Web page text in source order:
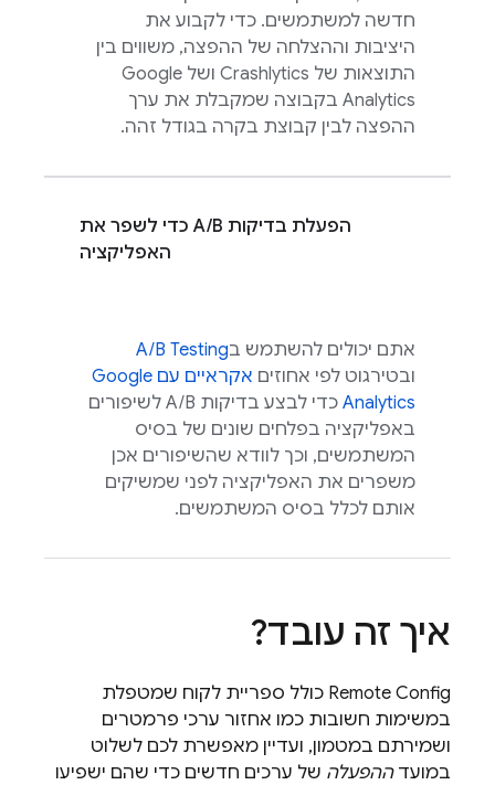
חדשה למשתמשים. כדי לקבוע את
היציבות וההצלחה של ההפצה, משווים בין
התוצאות של Crashlytics ושל Google
Analytics בקבוצה שמקבלת את ערך
ההפצה לבין קבוצת בקרה בגודל זהה.
הפעלת בדיקות A/B כדי לשפר את
האפליקציה
אתם יכולים להשתמש בA/B Testing
ובטירגוט לפי אחוזים אקראיים עם Google
Analytics
כדי לבצע בדיקות A/B לשיפורים
באפליקציה בפלחים שונים של בסיס
המשתמשים, וכך לוודא שהשיפורים אכן
משפרים את האפליקציה לפני שמשיקים
אותם לכלל בסיס המשתמשים.
איך זה עובד?
Remote Config כולל ספריית לקוח שמטפלת
במשימות חשובות כמו אחזור ערכי פרמטרים
ושמירתם במטמון, ועדיין מאפשרת לכם לשלוט
במועדההפעלה של ערכים חדשים כדי שהם ישפיעו